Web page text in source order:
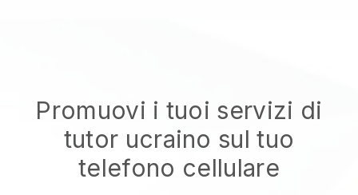
Promuovi i tuoi servizi di
tutor ucraino sul tuo
telefono cellulare